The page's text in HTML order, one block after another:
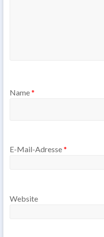
Name*
E-Mail-Adresse*
Website